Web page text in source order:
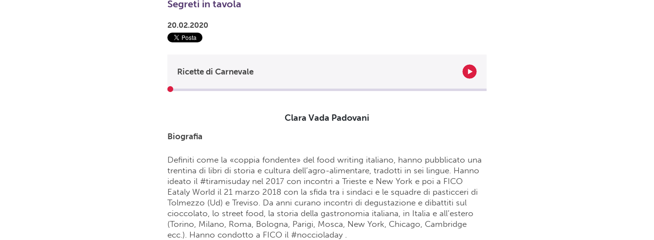
Segreti in tavola
20.02.2020
Ricette di Carnevale
Clara Vada Padovani
Biografia
Definiti come la «coppia fondente» del food writing italiano, hanno pubblicato una
trentina di libri di storia e cultura dell’agro-alimentare, tradotti in sei lingue. Hanno
ideato il #tiramisuday nel 2017 con incontri a Trieste e New York e poi a FICO
Eataly World il 21 marzo 2018 con la sfida tra i sindaci e le squadre di pasticceri di
Tolmezzo (Ud) e Treviso. Da anni curano incontri di degustazione e dibattiti sul
cioccolato, lo street food, la storia della gastronomia italiana, in Italia e all’estero
(Torino, Milano, Roma, Bologna, Parigi, Mosca, New York, Chicago, Cambridge
ecc.). Hanno condotto a FICO il #noccioladay .